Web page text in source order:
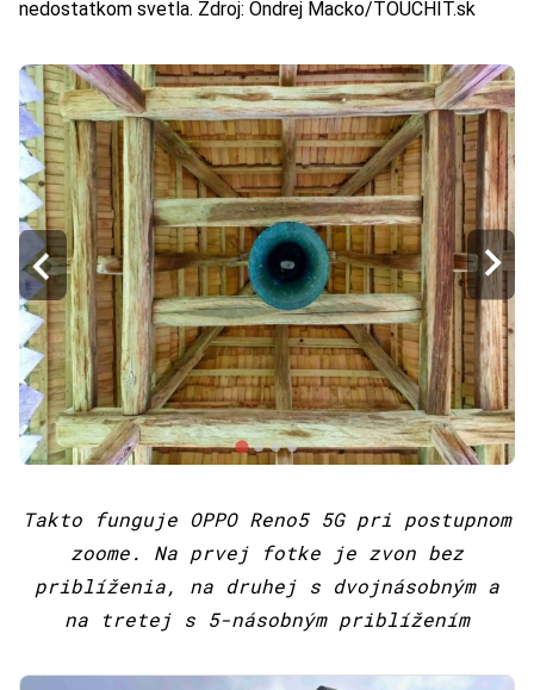
nedostatkom svetla. Zdroj: Ondrej Macko/TOUCHIT.sk
Takto funguje OPPO Reno5 5G pri postupnom
zoome. Na prvej fotke je zvon bez
priblíženia, na druhej s dvojnásobným a
na tretej s 5-násobným priblížením